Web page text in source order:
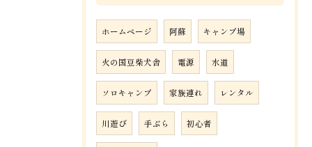
ホームページ 阿蘇 キャンプ場
火の国豆柴犬舎 電源 水道
ソロキャンプ 家族連れ レンタル
川遊び 手ぶら 初心者